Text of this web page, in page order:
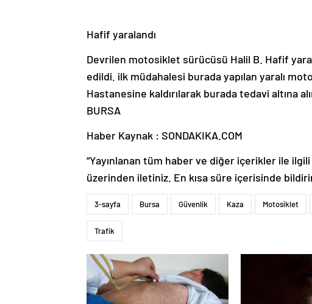
Hafif yaralandı
Devrilen motosiklet sürücüsü Halil B. Hafif
edildi. ilk müdahalesi burada yapılan yaralı
Hastanesine kaldırılarak burada tedavi altına
BURSA
Haber Kaynak : SONDAKIKA.COM
“Yayınlanan tüm haber ve diğer içerikler ile
üzerinden iletiniz. En kısa süre içerisinde
3-sayfa Bursa Güvenlik Kaza Motosiklet
Trafik